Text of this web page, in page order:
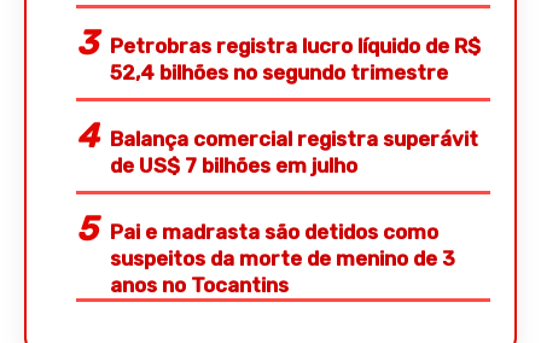
Petrobras registra lucro líquido de R$
52,4 bilhões no segundo trimestre
Balança comercial registra superávit
de US$ 7 bilhões em julho
Pai e madrasta são detidos como
suspeitos da morte de menino de 3
anos no Tocantins